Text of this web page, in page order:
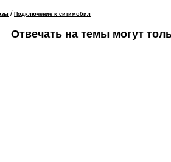
/ Подключение к ситимобил
Отвечать на темы могут